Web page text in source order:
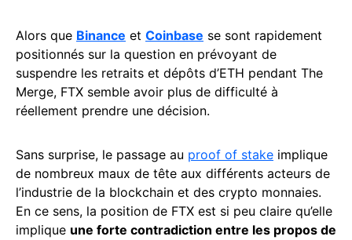
Alors que Binance et Coinbase se sont rapidement
positionnés sur la question en prévoyant de
suspendre les retraits et dépôts d’ETH pendant The
Merge, FTX semble avoir plus de difficulté à
réellement prendre une décision.
Sans surprise, le passage au proof of stake implique
de nombreux maux de tête aux différents acteurs de
l’industrie de la blockchain et des crypto monnaies.
En ce sens, la position de FTX est si peu claire qu’elle
implique une forte contradiction entre les propos de